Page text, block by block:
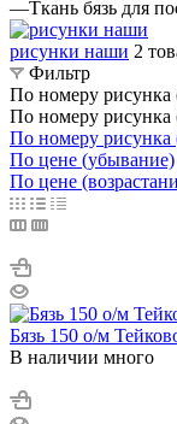
—Ткань бязь для
рисунки наши 2
Фильтр
По номеру рисунка
По номеру рисунка
По номеру рисунка
По цене (убывание)
По цене
Бязь 150 о/м
В наличии много